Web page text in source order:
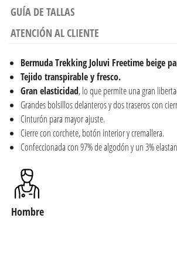
GUÍA DE TALLAS
ATENCIÓN AL CLIENTE
Bermuda Trekking Joluvi Freetimebeige
Tejido transpirable y fresco.
Gran elasticidad, lo que permite una gran
Grandes bolsillos delanteros y dos traseros con
Cinturón para mayor ajuste.
Cierre con corchete, botón interior y cremallera.
Confeccionada con 97% de algodón y un 3%
Hombre